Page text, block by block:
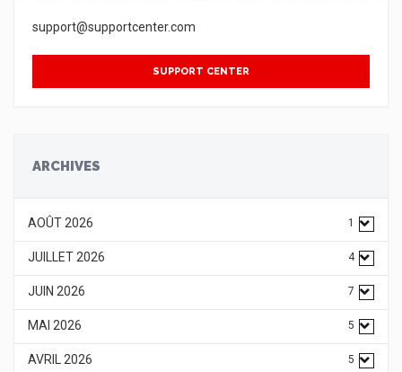
support@supportcenter.com
SUPPORT CENTER
ARCHIVES
AOÛT 2026 1
JUILLET 2026 4
JUIN 2026 7
MAI 2026 5
AVRIL 2026 5